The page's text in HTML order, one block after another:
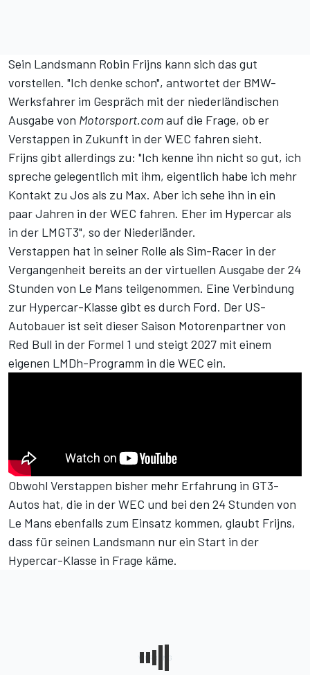
Sein Landsmann Robin Frijns kann sich das gut
vorstellen. "Ich denke schon", antwortet der BMW-
Werksfahrer im Gespräch mit der niederländischen
Ausgabe von Motorsport.comauf die Frage, ob er
Verstappen in Zukunft in der WEC fahren sieht.
Frijns gibt allerdings zu: "Ich kenne ihn nicht so gut, ich
spreche gelegentlich mit ihm, eigentlich habe ich mehr
Kontakt zu Jos als zu Max. Aber ich sehe ihn in ein
paar Jahren in der WEC fahren. Eher im Hypercar als
in der LMGT3", so der Niederländer.
Verstappen hat in seiner Rolle als Sim-Racer in der
Vergangenheit bereits an der virtuellen Ausgabe der 24
Stunden von Le Mans teilgenommen. Eine Verbindung
zur Hypercar-Klasse gibt es durch Ford. Der US-
Autobauer ist seit dieser Saison Motorenpartner von
Red Bull in der Formel 1 und steigt 2027 mit einem
eigenen LMDh-Programm in die WEC ein.
Obwohl Verstappen bisher mehr Erfahrung in GT3-
Autos hat, die in der WEC und bei den 24 Stunden von
Le Mans ebenfalls zum Einsatz kommen, glaubt Frijns,
dass für seinen Landsmann nur ein Start in der
Hypercar-Klasse in Frage käme.